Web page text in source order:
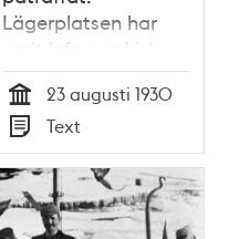
Lägerplatsen har
varit infrusen i is!
Tid
23 augusti 1930
Typ
Text